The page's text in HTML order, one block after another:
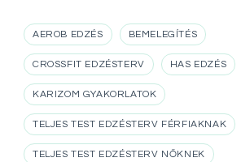
AEROB EDZÉS BEMELEGÍTÉS
CROSSFIT EDZÉSTERV HAS EDZÉS
KARIZOM GYAKORLATOK
TELJES TEST EDZÉSTERV FÉRFIAKNAK
TELJES TEST EDZÉSTERV NŐKNEK